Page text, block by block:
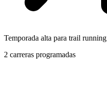
Temporada alta para trail running
2 carreras programadas